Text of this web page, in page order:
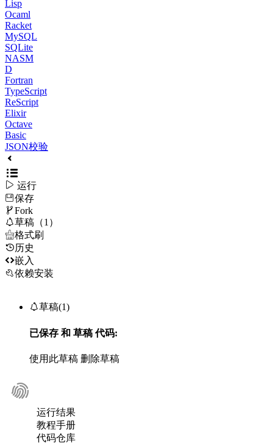
Lisp
Ocaml
Racket
MySQL
SQLite
NASM
D
Fortran
TypeScript
ReScript
Elixir
Octave
Basic
JSON校验
 运行
保存
Fork
草稿（1）
格式刷
历史
嵌入
依赖安装
草稿(1)
已保存 和 草稿代码:
使用此草稿 删除草稿
运行结果
教程手册
代码仓库